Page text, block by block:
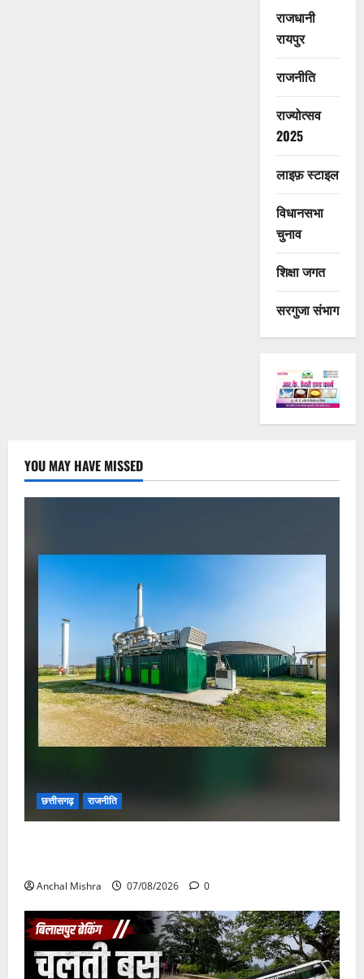
राजधानी
रायपुर
राजनीति
राज्योत्सव
2025
लाइफ़ स्टाइल
विधानसभा
चुनाव
शिक्षा जगत
सरगुजा संभाग
YOU MAY HAVE MISSED
छत्तीसगढ़ राजनीति
Anchal Mishra 07/08/2026 0